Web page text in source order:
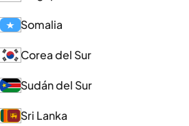
Somalia
Corea del Sur
Sudán del Sur
Sri Lanka